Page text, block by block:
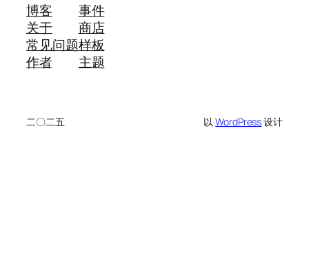
博客
关于
常见问题
作者
事件
商店
样板
主题
二〇二五 以WordPress设计